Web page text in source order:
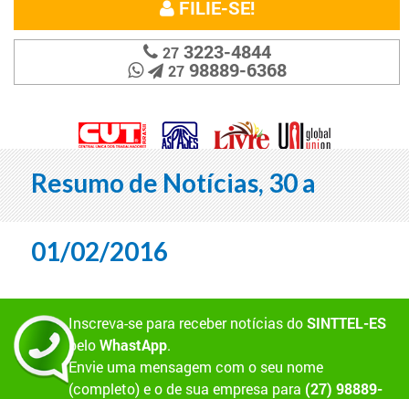
FILIE-SE!
273223-4844
2798889-6368
Resumo de Notícias, 30 a
01/02/2016
Inscreva-se para receber notícias doSINTTEL-ES
peloWhastApp.
Envie uma mensagem com o seu nome
(completo) e o de sua empresa para (27) 98889-